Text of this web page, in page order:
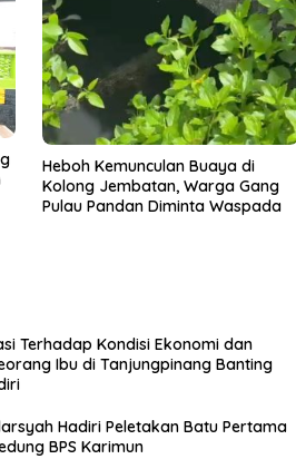
Heboh Kemunculan Buaya di
Kolong Jembatan, Warga Gang
Pulau Pandan Diminta Waspada
Terhadap Kondisi Ekonomi dan
Ibu di Tanjungpinang Banting
Hadiri Peletakan Batu Pertama
BPS Karimun